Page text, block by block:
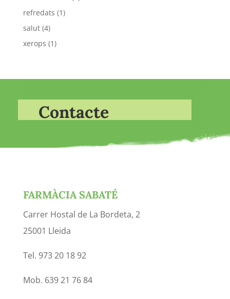
refredats (1)
salut (4)
xerops (1)
Contacte
FARMÀCIA SABATÉ
Carrer Hostal de La Bordeta, 2
25001 Lleida
Tel. 973 20 18 92
Mob. 639 21 76 84